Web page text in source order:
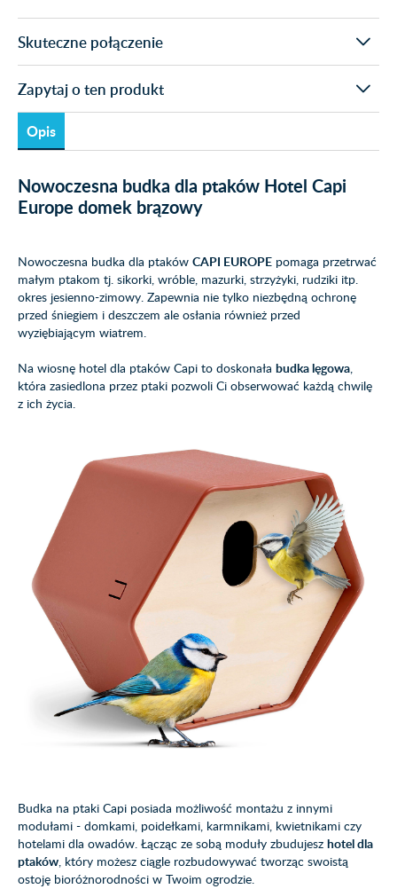
Skuteczne połączenie
Zapytaj o ten produkt
Opis
Nowoczesna budka dla ptaków Hotel Capi
Europe domek brązowy
Nowoczesna budka dla ptaków CAPI EUROPE pomaga przetrwać
małym ptakom tj. sikorki, wróble, mazurki, strzyżyki, rudziki itp.
okres jesienno-zimowy. Zapewnia nie tylko niezbędną ochronę
przed śniegiem i deszczem ale osłania również przed
wyziębiającym wiatrem.
Na wiosnę hotel dla ptaków Capi to doskonała budka lęgowa,
która zasiedlona przez ptaki pozwoli Ci obserwować każdą chwilę
z ich życia.
Budka na ptaki Capi posiada możliwość montażu z innymi
modułami - domkami, poidełkami, karmnikami, kwietnikami czy
hotelami dla owadów. Łącząc ze sobą moduły zbudujesz hotel dla
ptaków, który możesz ciągle rozbudowywać tworząc swoistą
ostoję bioróżnorodności w Twoim ogrodzie.